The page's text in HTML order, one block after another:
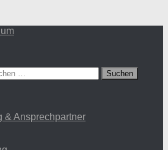
& Ansprechpartner